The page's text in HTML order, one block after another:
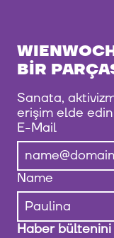
BIR
Sanata,
erişim elde edin
E-Mail
Name
Haber